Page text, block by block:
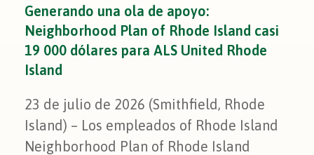
Generando una ola de apoyo:
Neighborhood Plan of Rhode Island casi
19 000 dólares para ALS United Rhode
Island
23 de julio de 2026 (Smithfield, Rhode
Island) – Los empleados of Rhode Island
Neighborhood Plan of Rhode Island